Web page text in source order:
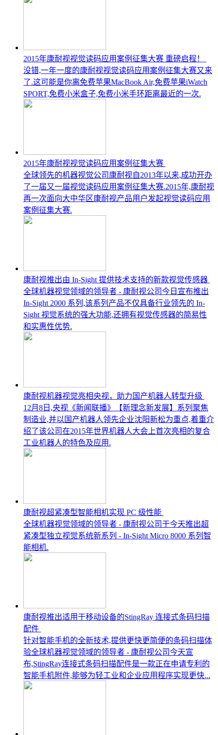
2015年康耐视视觉读码应用案例征集大赛 重磅启程！
没错,一年一度的康耐视视觉读码应用案例征集大赛又来
了.这可能是你离免费苹果MacBook Air,免费苹果iWatch
SPORT,免费小米盒子,免费小米手环距离最近的一次.
2015年康耐视视觉读码应用案例征集大赛
全球领先的机器视觉公司康耐视自2013年以来,成功开办
了一届又一届视觉读码应用案例征集大赛.2015年,康耐视
再一次面向大中华区康耐视产品用户发起视觉读码应用
案例征集大赛.
康耐视推出由 In-Sight 提供技术支持的新款视觉传感器
全球机器视觉领域的领导者 - 康耐视公司今日宣布推出
In-Sight 2000 系列,该系列产品不仅具备行业领先的 In-
Sight 视觉系统的强大功能,还拥有视觉传感器的简易性
和实惠性优势.
康耐视机器视觉亮相央视，助力国产机器人转型升级
12月8日,央视《新闻联播》【新理念新发展】系列聚焦
制造业,并以国产机器人领先企业沈阳新松为重点,着重介
绍了该公司在2015年世界机器人大会上首次亮相的复合
工业机器人的特色及应用.
康耐视超紧凑型智能相机实现 PC 级性能
全球机器视觉领域的领导者 - 康耐视公司于今天推出超
紧凑型独立视觉系统新系列 - In-Sight Micro 8000 系列智
能相机.
康耐视推出适用于移动设备的StingRay 连接式条码扫描
配件
针对智能手机的全新技术,提供更快更简便的条码扫描体
验全球机器视觉领域的领导者 - 康耐视公司今天宣
布,StingRay连接式条码扫描配件是一款正在申请专利的
智能手机附件,能够为轻工业和企业应用程序实现更快...